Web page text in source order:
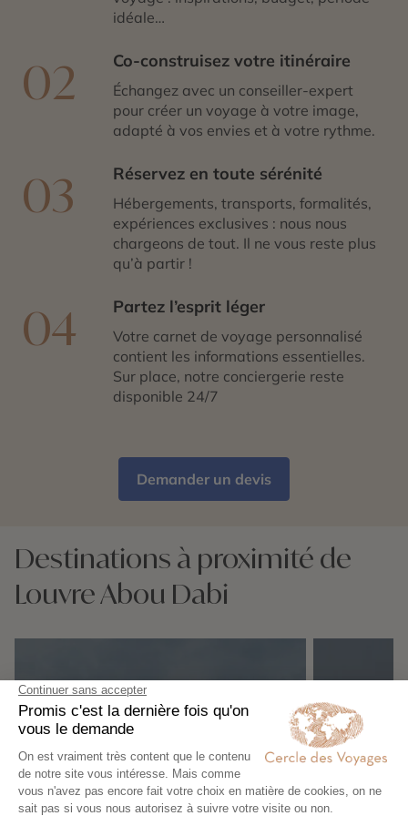
idéale…
02 Co-construisez votre itinéraire
Échangez avec un conseiller-expert
pour créer un voyage à votre image,
adapté à vos envies et à votre rythme.
03 Réservez en toute sérénité
Hébergements, transports, formalités,
expériences exclusives : nous nous
chargeons de tout. Il ne vous reste plus
qu’à partir !
04 Partez l’esprit léger
Votre carnet de voyage personnalisé
contient les informations essentielles.
Sur place, notre conciergerie reste
disponible 24/7
Demander un devis
Destinations à proximité de
Louvre Abou Dabi